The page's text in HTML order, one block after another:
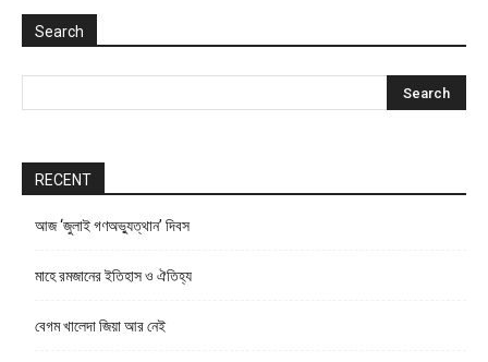
Search
RECENT
আজ ‘জুলাই গণঅভ্যুত্থান’ দিবস
মাহে রমজানের ইতিহাস ও ঐতিহ্য
বেগম খালেদা জিয়া আর নেই